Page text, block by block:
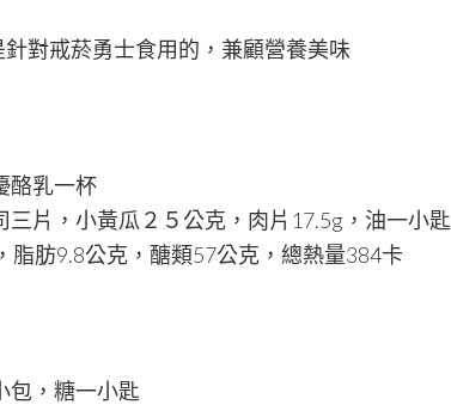
對戒菸勇士食用的，兼顧營養美味
酪乳一杯
三片，小黃瓜２５公克，肉片17.5g，油一小匙
脂肪9.8公克，醣類57公克，總熱量384卡
包，糖一小匙